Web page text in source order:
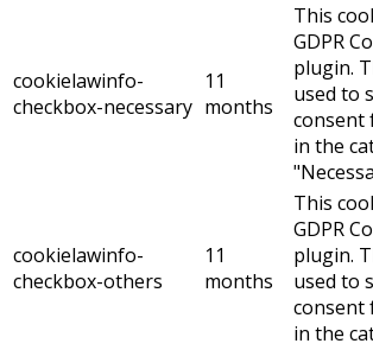
cookielawinfo-
checkbox-necessary
11
months
This
GDPR
plugin.
used to
consent
in the
cookielawinfo-
checkbox-others
11
months
This
GDPR
plugin.
used to
consent
in the